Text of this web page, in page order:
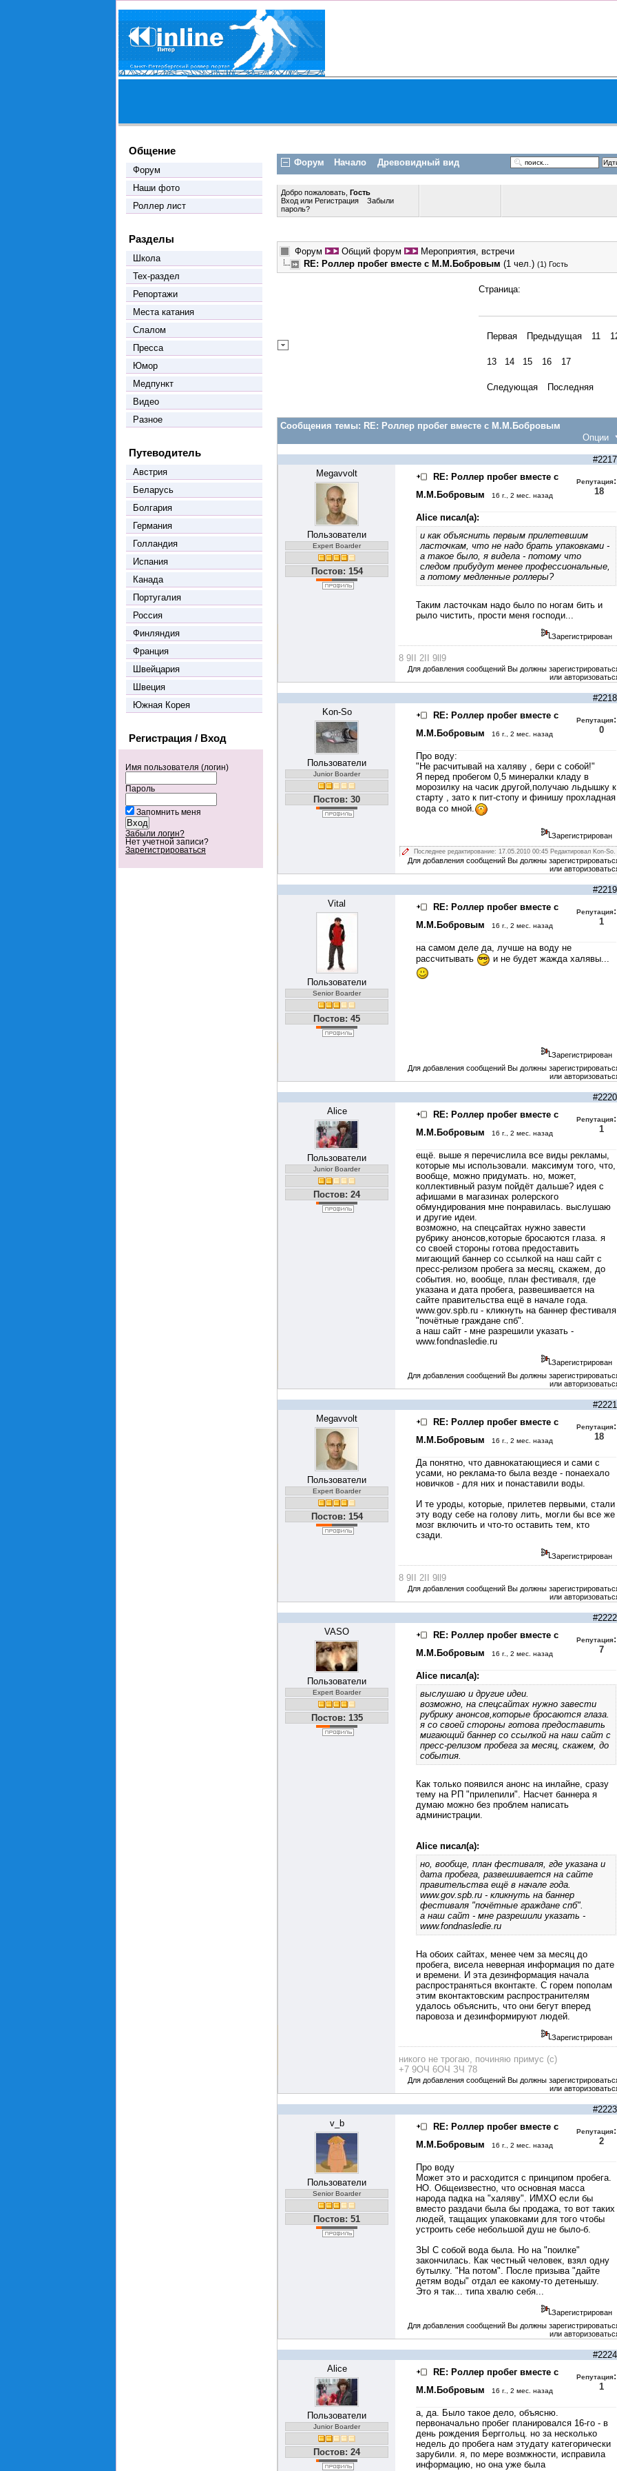
Общение
Форум
Наши фото
Роллер лист
Разделы
Школа
Тех-раздел
Репортажи
Места катания
Слалом
Пресса
Юмор
Медпункт
Видео
Разное
Путеводитель
Австрия
Беларусь
Болгария
Германия
Голландия
Испания
Канада
Португалия
Россия
Финляндия
Франция
Швейцария
Швеция
Южная Корея
Регистрация / Вход
Имя пользователя (логин)
Пароль
Запомнить меня
Забыли логин?
Нет учетной записи?
Зарегистрироваться
Форум Начало Древовидный вид
Добро пожаловать, Гость
Вход или Регистрация
Забыли
пароль?
Форум Общий форум
Мероприятия, встречи
RE: Роллер пробег вместе с М.М.Бобровым (1 чел.) (1) Гость
Страница:
Первая Предыдущая 11
13 14 15 16 17
Следующая Последняя
Сообщения темы: RE: Роллер пробег вместе с М.М.Бобровым
Опции
#2217
Megavvolt
Пользователи
Expert Boarder
Постов: 154
RE: Роллер пробег вместе с
М.М.Бобровым
16 г., 2 мес. назад
Репутация:
18
Alice писал(а):
и как объяснить первым прилетевшим
ласточкам, что не надо брать упаковками -
а такое было, я видела - потому что
следом прибудут менее профессиональные,
а потому медленные роллеры?
Таким ласточкам надо было по ногам бить и
рыло чистить, прости меня господи...
Зарегистрирован
8 9II 2II 9ll9
Для добавления сообщений Вы должны
или
#2218
Kon-So
Пользователи
Junior Boarder
Постов: 30
RE: Роллер пробег вместе с
М.М.Бобровым
16 г., 2 мес. назад
Репутация:
0
Про воду:
"Не расчитывай на халяву , бери с собой!"
Я перед пробегом 0,5 минералки кладу в
морозилку на часик другой,получаю льдышку к
старту , зато к пит-стопу и финишу прохладная
вода со мной.
Зарегистрирован
Последнее редактирование: 17.05.2010 00:45 Редактировал Kon-So.
Для добавления сообщений Вы должны
или
#2219
Vital
Пользователи
Senior Boarder
Постов: 45
RE: Роллер пробег вместе с
М.М.Бобровым
16 г., 2 мес. назад
Репутация:
1
на самом деле да, лучше на воду не
рассчитывать
и не будет жажда халявы...
Зарегистрирован
Для добавления сообщений Вы должны
или
#2220
Alice
Пользователи
Junior Boarder
Постов: 24
RE: Роллер пробег вместе с
М.М.Бобровым
16 г., 2 мес. назад
Репутация:
1
ещё. выше я перечислила все виды рекламы,
которые мы использовали. максимум того, что,
вообще, можно придумать. но, может,
коллективный разум пойдёт дальше? идея с
афишами в магазинах ролерского
обмундирования мне понравилась. выслушаю
и другие идеи.
возможно, на спецсайтах нужно завести
рубрику анонсов,которые бросаются глаза. я
со своей стороны готова предоставить
мигающий баннер со ссылкой на наш сайт с
пресс-релизом пробега за месяц, скажем, до
события. но, вообще, план фестиваля, где
указана и дата пробега, развешивается на
сайте правительства ещё в начале года.
www.gov.spb.ru - кликнуть на баннер фестиваля
"почётные граждане спб".
а наш сайт - мне разрешили указать -
www.fondnasledie.ru
Зарегистрирован
Для добавления сообщений Вы должны
или
#2221
Megavvolt
Пользователи
Expert Boarder
Постов: 154
RE: Роллер пробег вместе с
М.М.Бобровым
16 г., 2 мес. назад
Репутация:
18
Да понятно, что давнокатающиеся и сами с
усами, но реклама-то была везде - понаехало
новичков - для них и понаставили воды.
И те уроды, которые, прилетев первыми, стали
эту воду себе на голову лить, могли бы все же
мозг включить и что-то оставить тем, кто
сзади.
Зарегистрирован
8 9II 2II 9ll9
Для добавления сообщений Вы должны
или
#2222
VASO
Пользователи
Expert Boarder
Постов: 135
RE: Роллер пробег вместе с
М.М.Бобровым
16 г., 2 мес. назад
Репутация:
7
Alice писал(а):
выслушаю и другие идеи.
возможно, на спецсайтах нужно завести
рубрику анонсов,которые бросаются глаза.
я со своей стороны готова предоставить
мигающий баннер со ссылкой на наш сайт с
пресс-релизом пробега за месяц, скажем, до
события.
Как только появился анонс на инлайне, сразу
тему на РП "прилепили". Насчет баннера я
думаю можно без проблем написать
администрации.
Alice писал(а):
но, вообще, план фестиваля, где указана и
дата пробега, развешивается на сайте
правительства ещё в начале года.
www.gov.spb.ru - кликнуть на баннер
фестиваля "почётные граждане спб".
а наш сайт - мне разрешили указать -
www.fondnasledie.ru
На обоих сайтах, менее чем за месяц до
пробега, висела неверная информация по дате
и времени. И эта дезинформация начала
распространяться вконтакте. С горем пополам
этим вконтактовским распространителям
удалось объяснить, что они бегут вперед
паровоза и дезинформируют людей.
Зарегистрирован
никого не трогаю, починяю примус (с)
+7 9ОЧ 6ОЧ ЗЧ 78
Для добавления сообщений Вы должны
или
#2223
v_b
Пользователи
Senior Boarder
Постов: 51
RE: Роллер пробег вместе с
М.М.Бобровым
16 г., 2 мес. назад
Репутация:
2
Про воду
Может это и расходится с принципом пробега.
НО. Общеизвестно, что основная масса
народа падка на "халяву". ИМХО если бы
вместо раздачи была бы продажа, то вот таких
людей, тащащих упаковками для того чтобы
устроить себе небольшой душ не было-б.
ЗЫ С собой вода была. Но на "поилке"
закончилась. Как честный человек, взял одну
бутылку. "На потом". После призыва "дайте
детям воды" отдал ее какому-то детенышу.
Это я так... типа хвалю себя...
Зарегистрирован
Для добавления сообщений Вы должны
или
#2224
Alice
Пользователи
Junior Boarder
Постов: 24
RE: Роллер пробег вместе с
М.М.Бобровым
16 г., 2 мес. назад
Репутация:
1
а, да. Было такое дело, объясню.
первоначально пробег планировался 16-го - в
день рождения Берггольц. но за несколько
недель до пробега нам этудату категорически
зарубили. я, по мере возмжности, исправила
информацию, но она уже была